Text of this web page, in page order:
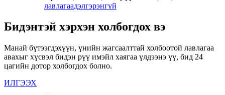
лавлагаадэлгэрэнгүй
Бидэнтэй хэрхэн холбогдох вэ
Манай бүтээгдэхүүн, үнийн жагсаалттай холбоотой лавлагаа
авахыг хүсвэл бидэн рүү имэйл хаягаа үлдээнэ үү, бид 24
цагийн дотор холбогдох болно.
ИЛГЭЭХ